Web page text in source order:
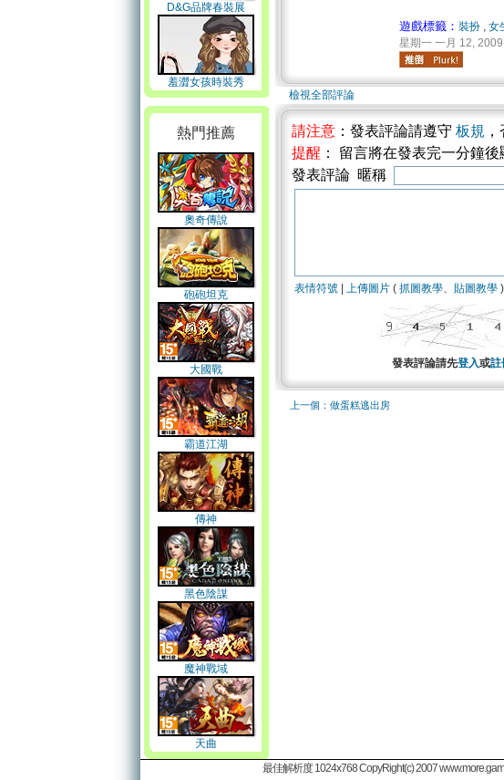
D&G品牌春裝展
羞澀女孩時裝秀
熱門推薦
奧奇傳說
砲砲坦克
大國戰
霸道江湖
傳神
黑色陰謀
魔神戰域
天曲
遊戲標籤： 裝扮 , 女
星期一 一月 12,
檢視全部評論
請注意 ：發表評論請遵守 板規
提醒 ： 留言將在發表完一分鐘
發表評論 暱稱
表情符號 上傳圖片 ( 抓圖教學、 貼圖教學 )
發表評論請先登入或註
上一個：做蛋糕逃出房
最佳解析度 1024x768 CopyRight(c) 2007